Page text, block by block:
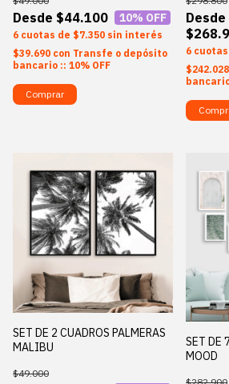
$44.100 10% OFF
6 $7.350 sin interés
$39.690 con Transfe o depósito
bancario :: 10% OFF
Comprar
6
$242.028
SET DE 2 CUADROS PALMERAS
MALIBU
$49.000
SET DE
MOOD